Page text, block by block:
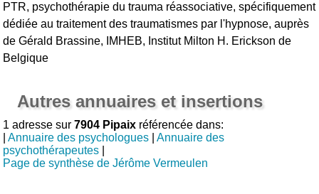
PTR, psychothérapie du trauma réassociative, spécifiquement
dédiée au traitement des traumatismes par l'hypnose, auprès
de Gérald Brassine, IMHEB, Institut Milton H. Erickson de
Belgique
Autres annuaires et insertions
1 adresse sur7904 Pipaix référencée dans:
|Annuaire des psychologues |Annuaire des
psychothérapeutes
Page de synthèse de Jérôme Vermeulen